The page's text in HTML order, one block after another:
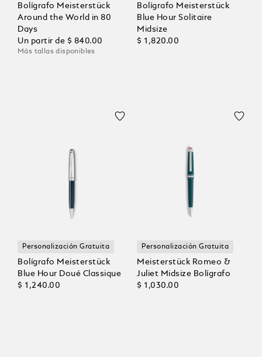
Bolígrafo Meisterstück
Around the World in 80
Days
Un partir de $ 840.00
Más tallas disponibles
Bolígrafo Meisterstück
Blue Hour Solitaire
Midsize
$ 1,820.00
Personalización Gratuita
Bolígrafo Meisterstück
Blue Hour Doué Classique
$ 1,240.00
Personalización Gratuita
Meisterstück Romeo &
Juliet Midsize Bolígrafo
$ 1,030.00